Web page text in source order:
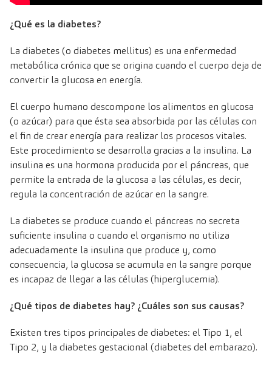
¿Qué es la diabetes?
La diabetes (o diabetes mellitus) es una enfermedad
metabólica crónica que se origina cuando el cuerpo deja de
convertir la glucosa en energía.
El cuerpo humano descompone los alimentos en glucosa
(o azúcar) para que ésta sea absorbida por las células con
el fin de crear energía para realizar los procesos vitales.
Este procedimiento se desarrolla gracias a la insulina. La
insulina es una hormona producida por el páncreas, que
permite la entrada de la glucosa a las células, es decir,
regula la concentración de azúcar en la sangre.
La diabetes se produce cuando el páncreas no secreta
suficiente insulina o cuando el organismo no utiliza
adecuadamente la insulina que produce y, como
consecuencia, la glucosa se acumula en la sangre porque
es incapaz de llegar a las células (hiperglucemia).
¿Qué tipos de diabetes hay? ¿Cuáles son sus causas?
Existen tres tipos principales de diabetes: el Tipo 1, el
Tipo 2, y la diabetes gestacional (diabetes del embarazo).